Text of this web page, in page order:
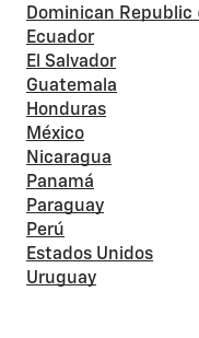
Dominican
Ecuador
El Salvador
Guatemala
Honduras
México
Nicaragua
Panamá
Paraguay
Perú
Estados Unidos
Uruguay